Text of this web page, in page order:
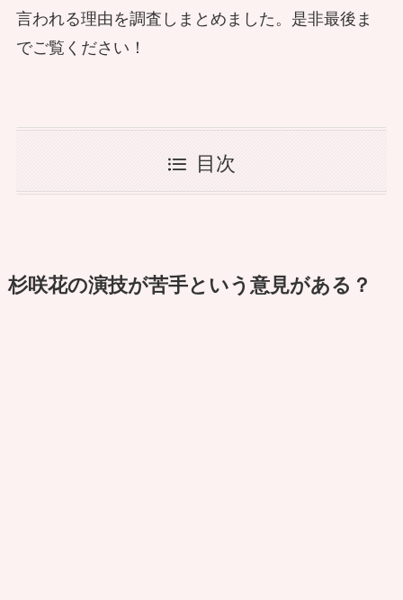
言われる理由を調査しまとめました。是非最後ま
でご覧ください！
目次
杉咲花の演技が苦手という意見がある？